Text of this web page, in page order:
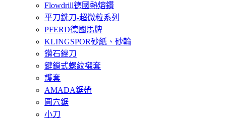
Flowdrill德國熱熔鑽
平刀銑刀-超微粒系列
PFERD德國馬牌
KLINGSPOR砂紙、砂輪
鑽石銼刀
鍵鎖式螺紋襯套
護套
AMADA鋸帶
圓穴鋸
小刀